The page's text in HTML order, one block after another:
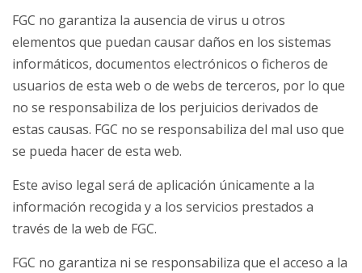
FGC no garantiza la ausencia de virus u otros
elementos que puedan causar daños en los sistemas
informáticos, documentos electrónicos o ficheros de
usuarios de esta web o de webs de terceros, por lo que
no se responsabiliza de los perjuicios derivados de
estas causas. FGC no se responsabiliza del mal uso que
se pueda hacer de esta web.
Este aviso legal será de aplicación únicamente a la
información recogida y a los servicios prestados a
través de la web de FGC.
FGC no garantiza ni se responsabiliza que el acceso a la